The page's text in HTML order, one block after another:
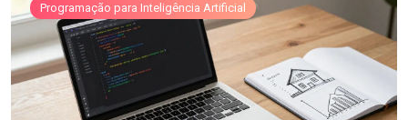
Programação para Inteligência Artificial